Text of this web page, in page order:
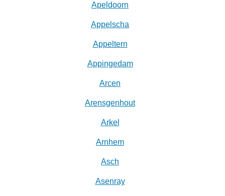
Apeldoorn
Appelscha
Appeltern
Appingedam
Arcen
Arensgenhout
Arkel
Arnhem
Asch
Asenray